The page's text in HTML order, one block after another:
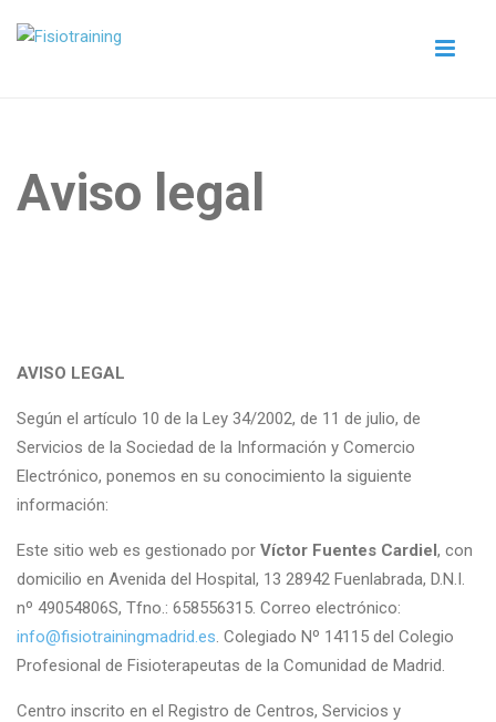
Aviso legal
AVISO LEGAL
Según el artículo 10 de la Ley 34/2002, de 11 de julio, de
Servicios de la Sociedad de la Información y Comercio
Electrónico, ponemos en su conocimiento la siguiente
información:
Este sitio web es gestionado por Víctor Fuentes Cardiel, con
domicilio en Avenida del Hospital, 13 28942 Fuenlabrada, D.N.I.
nº 49054806S, Tfno.: 658556315. Correo electrónico:
info@fisiotrainingmadrid.es. Colegiado Nº 14115 del Colegio
Profesional de Fisioterapeutas de la Comunidad de Madrid.
Centro inscrito en el Registro de Centros, Servicios y